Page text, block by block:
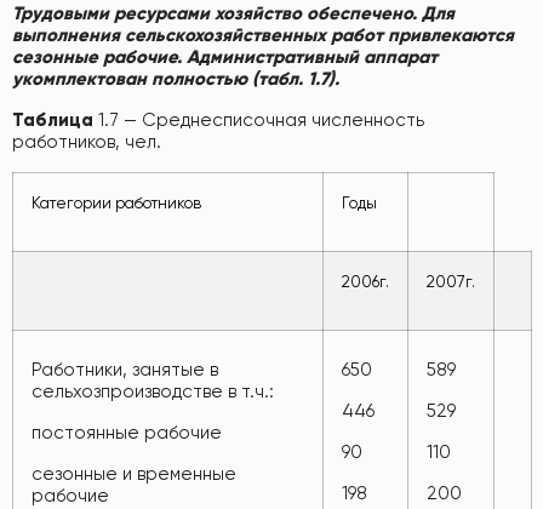
Трудовыми ресурсами хозяйство обеспечено. Для
выполнения сельскохозяйственных работ привлекаются
сезонные рабочие. Административный аппарат
укомплектован полностью (табл. 1.7).
Таблица 1.7 — Среднесписочная численность
работников, чел.
Категории работников Годы
2006г. 2007г.
Работники, занятые в
сельхозпроизводстве в т.ч.:
постоянные рабочие
сезонные и временные
рабочие
650
446
90
198
589
529
110
200